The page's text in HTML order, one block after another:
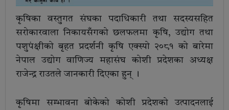
कृषिका वस्तुगत संघका पदाधिकारी तथा सदस्यसहित
सरोकारवाला निकायसँगको छलफलमा कृषि, उद्योग तथा
पशुपंक्षीको बृहत प्रदर्शनी कृषि एक्स्पो २०८१ को बारेमा
नेपाल उद्योग वाणिज्य महासंघ कोशी प्रदेशका अध्यक्ष
राजेन्द्र राउतले जानकारी दिएका हुन् ।
कृषिमा सम्भावना बोकेको कोशी प्रदेशको उत्पादनलाई